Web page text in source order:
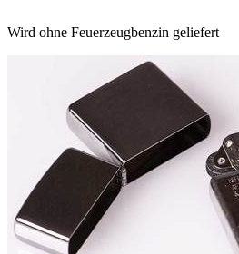
Wird ohne Feuerzeugbenzin geliefert